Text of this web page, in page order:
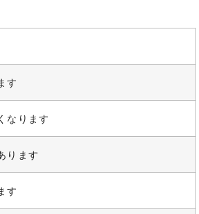
す
なります
ります
す